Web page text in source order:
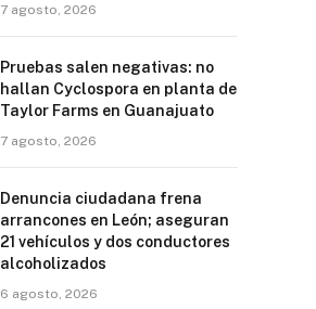
7 agosto, 2026
Pruebas salen negativas: no
hallan Cyclospora en planta de
Taylor Farms en Guanajuato
7 agosto, 2026
Denuncia ciudadana frena
arrancones en León; aseguran
21 vehículos y dos conductores
alcoholizados
6 agosto, 2026